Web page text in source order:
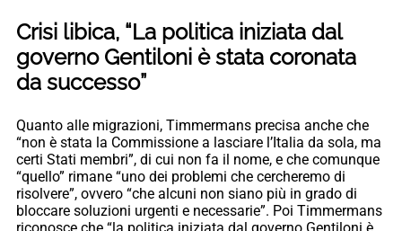
Crisi libica, “La politica iniziata dal
governo Gentiloni è stata coronata
da successo”
Quanto alle migrazioni, Timmermans precisa anche che
“non è stata la Commissione a lasciare l’Italia da sola, ma
certi Stati membri”, di cui non fa il nome, e che comunque
“quello” rimane “uno dei problemi che cercheremo di
risolvere”, ovvero “che alcuni non siano più in grado di
bloccare soluzioni urgenti e necessarie”. Poi Timmermans